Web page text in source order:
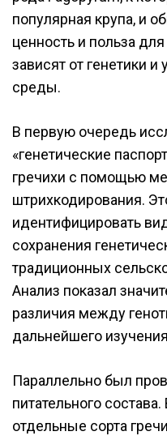
популярная крупа, и
ценность и польза
зависят от генетики
среды.
В первую очередь
«генетические
гречихи с помощью
штрихкодирования.
идентифицировать
сохранения
традиционных
Анализ показал
различия между
дальнейшего
Параллельно был
питательного
отдельные сорта